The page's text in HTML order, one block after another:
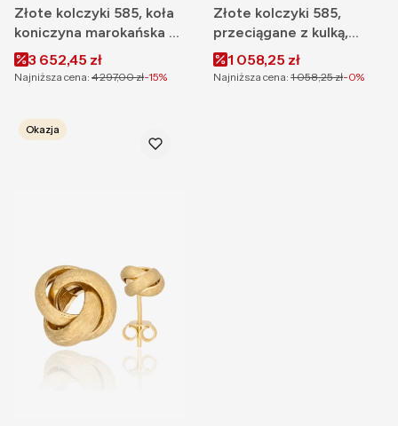
Złote kolczyki 585, koła
koniczyna marokańska z
cyrkoniami
Cena promocyjna
3 652,45 zł
Najniższa cena: 4 297,00 zł-15%
Złote kolczyki 585,
przeciągane z kulką,
cyrkonia
Cena promocyjna
1 058,25 zł
Najniższa cena: 1 058,25 zł-0%
Okazja